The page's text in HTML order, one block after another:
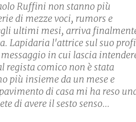
Ruffini non stanno più
di mezze voci, rumors e
ultimi mesi, arriva
Lapidaria l'attrice sul suo
in cui lascia
regista comico non è stata
più insieme da un mese e
di casa mi ha reso
di avere il sesto senso…